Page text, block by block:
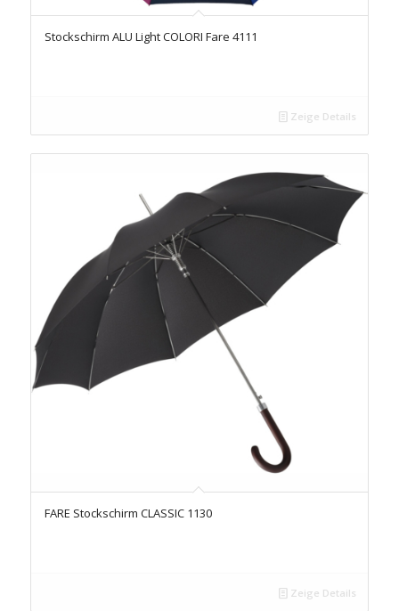
Stockschirm ALU Light COLORI Fare 4111
Zeige Details
FARE Stockschirm CLASSIC 1130
Zeige Details